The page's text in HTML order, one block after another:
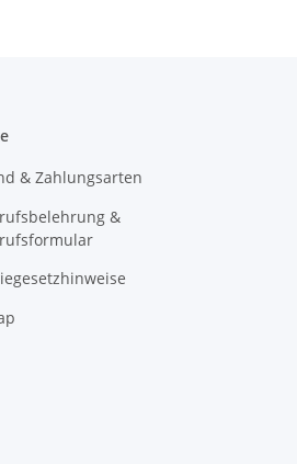
& Zahlungsarten
&